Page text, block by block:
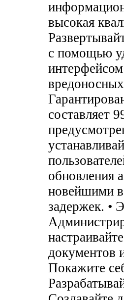
высокая
с помощью
составляет
обновления
новейшими
задержек. •
документов
Покажите